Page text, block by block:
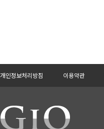
개인정보처리방침 이용약관